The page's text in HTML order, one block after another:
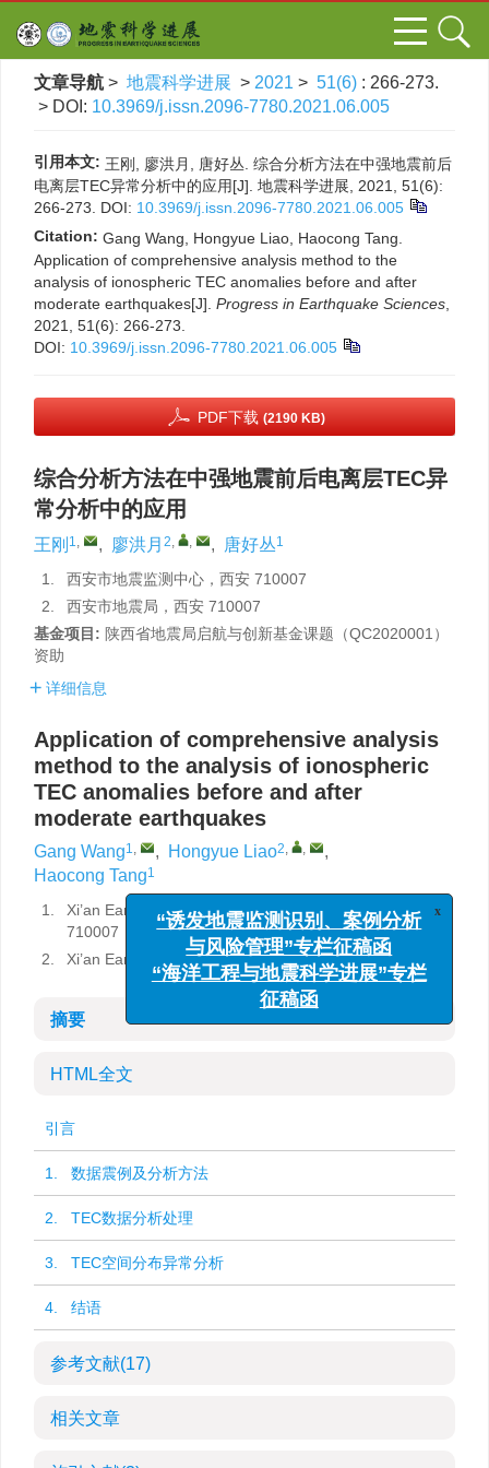
文章导航 > 地震科学进展 > 2021 > 51(6) : 266-273.
> DOI: 10.3969/j.issn.2096-7780.2021.06.005
引用本文: 王刚, 廖洪月, 唐好丛. 综合分析方法在中强地震前后
电离层TEC异常分析中的应用[J]. 地震科学进展, 2021, 51(6):
266-273. DOI: 10.3969/j.issn.2096-7780.2021.06.005
Citation: Gang Wang, Hongyue Liao, Haocong Tang.
Application of comprehensive analysis method to the
analysis of ionospheric TEC anomalies before and after
moderate earthquakes[J]. Progress in Earthquake Sciences
2021, 51(6): 266-273.
DOI: 10.3969/j.issn.2096-7780.2021.06.005
PDF下载 (2190 KB)
综合分析方法在中强地震前后电离层TEC异
常分析中的应用
王刚 1, , 廖洪月 2, , , 唐好丛1
1.
西安市地震监测中心，西安 710007
2.
西安市地震局，西安 710007
基金项目: 陕西省地震局启航与创新基金课题（QC2020001）
资助
详细信息
Application of comprehensive analysis
method to the analysis of ionospheric
TEC anomalies before and after
moderate earthquakes
Gang Wang1, , Hongyue Liao2, ,
,
Haocong Tang1
1.
Xi’an Earthquake Monitoring Center，Xi’an
710007
2.
Xi’an Earthquake Agency，Xi’an 710007
摘要
HTML全文
引言
1. 数据震例及分析方法
2. TEC数据分析处理
3. TEC空间分布异常分析
4. 结语
参考文献(17)
相关文章
“诱发地震监测识别、案例分析
与风险管理”专栏征稿函
“海洋工程与地震科学进展”专栏
征稿函